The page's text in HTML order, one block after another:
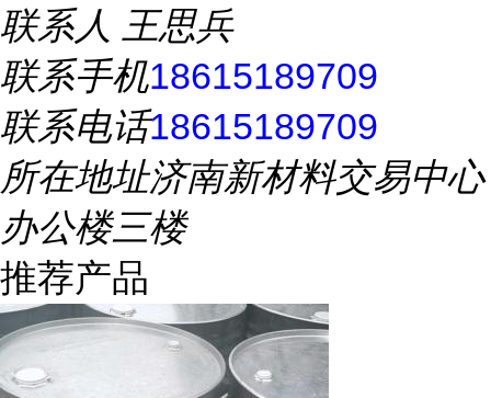
联系人 王思兵
联系手机18615189709
联系电话18615189709
所在地址济南新材料交易中心
办公楼三楼
推荐产品